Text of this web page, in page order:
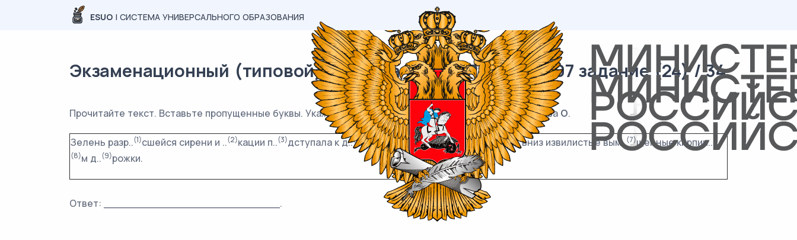
ESUO | СИСТЕМА УНИВЕРСАЛЬНОГО ОБРАЗОВАНИЯ
Экзаменационный (типовой) материал ОГЭ / Русский / 07 задание (24) / 34
Прочитайте текст. Вставьте пропущенные буквы. Укажите все цифры, на месте которых пишется буква О.
Зелень разр..(1)сшейся сирени и ..(2)кации п..(3)дступала к д..(4)мам, от к.. (5)торых р.. (6)збегались вниз извилистые вым..(7)щенные кирпич..
(8)м д..(9)рожки.
Ответ: ___________________________.